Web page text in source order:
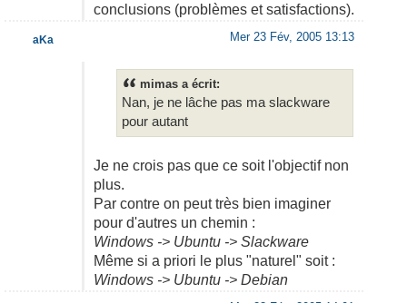
conclusions (problèmes et satisfactions).
Mer 23 Fév, 2005 13:13
mimas a écrit:
Nan, je ne lâche pas ma slackware
pour autant
Je ne crois pas que ce soit l'objectif non
plus.
Par contre on peut très bien imaginer
pour d'autres un chemin :
Windows -> Ubuntu -> Slackware
Même si a priori le plus "naturel" soit :
Windows -> Ubuntu -> Debian
aKa